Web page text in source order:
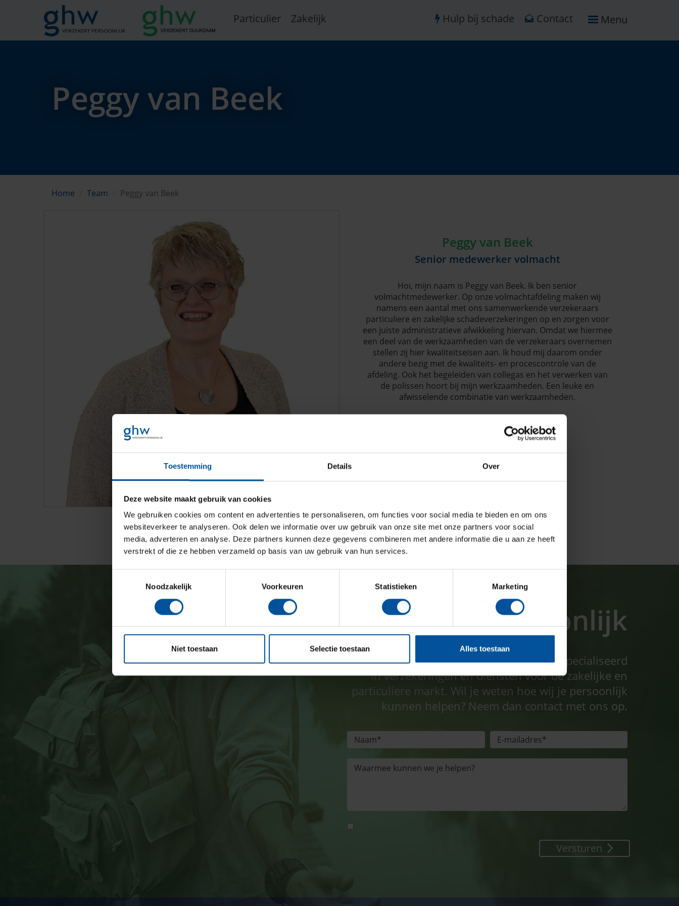
Toestemming Details Over
Deze website maakt gebruik van cookies
We gebruiken cookies om content en advertenties te personaliseren, om functies voor social media te bieden en om ons
websiteverkeer te analyseren. Ook delen we informatie over uw gebruik van onze site met onze partners voor social
media, adverteren en analyse. Deze partners kunnen deze gegevens combineren met andere informatie die u aan ze heeft
verstrekt of die ze hebben verzameld op basis van uw gebruik van hun services.
Noodzakelijk
Voorkeuren Statistieken Marketing
Niet toestaan Selectie toestaan Alles toestaan
Particulier Zakelijk Hulp bij schade Contact Menu
Peggy van Beek
Home Team Peggy van Beek
Peggy van Beek
Senior medewerker volmacht
Hoi, mijn naam is Peggy van Beek. Ik ben senior
volmachtmedewerker. Op onze volmachtafdeling maken wij
namens een aantal met ons samenwerkende verzekeraars
particuliere en zakelijke schadeverzekeringen op en zorgen voor
een juiste administratieve afwikkeling hiervan. Omdat we hiermee
een deel van de werkzaamheden van de verzekeraars overnemen
stellen zij hier kwaliteitseisen aan. Ik houd mij daarom onder
andere bezig met de kwaliteits- en procescontrole van de
afdeling. Ook het begeleiden van collegas en het verwerken van
de polissen hoort bij mijn werkzaamheden. Een leuke en
afwisselende combinatie van werkzaamheden.
Neem contact met mij op
p.vanbeek@ghw.nl
GHW verzekert persoonlijk
GHW assurantieadviseurs is al jaren gespecialiseerd
in verzekeringen en diensten voor de zakelijke en
particuliere markt. Wil je weten hoe wij je persoonlijk
kunnen helpen? Neem dan contact met ons op.
Versturen